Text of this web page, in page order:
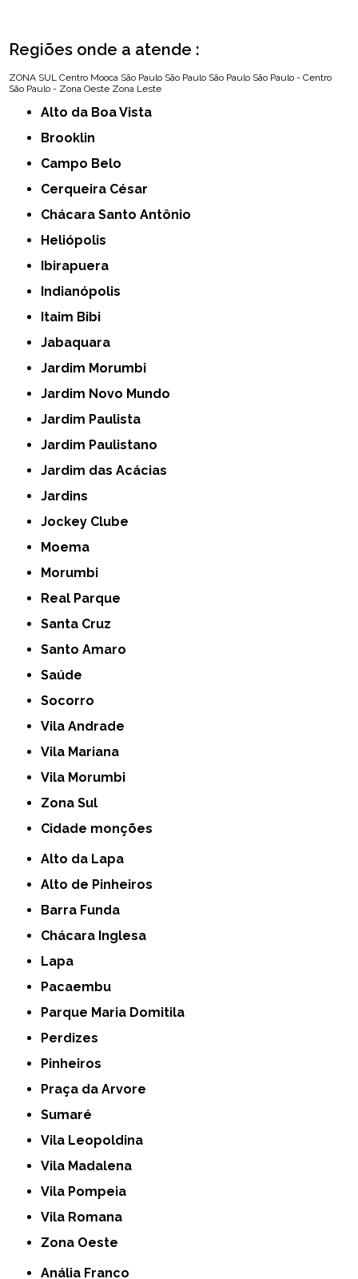
Regiões onde a atende :
ZONA SUL Centro Mooca São Paulo São Paulo São Paulo São Paulo - Centro
São Paulo - Zona Oeste Zona Leste
Alto da Boa Vista
Brooklin
Campo Belo
Cerqueira César
Chácara Santo Antônio
Heliópolis
Ibirapuera
Indianópolis
Itaim Bibi
Jabaquara
Jardim Morumbi
Jardim Novo Mundo
Jardim Paulista
Jardim Paulistano
Jardim das Acácias
Jardins
Jockey Clube
Moema
Morumbi
Real Parque
Santa Cruz
Santo Amaro
Saúde
Socorro
Vila Andrade
Vila Mariana
Vila Morumbi
Zona Sul
cidade monções
Alto da Lapa
Alto de Pinheiros
Barra Funda
Chácara Inglesa
Lapa
Pacaembu
Parque Maria Domitila
Perdizes
Pinheiros
Praça da Arvore
Sumaré
Vila Leopoldina
Vila Madalena
Vila Pompeia
Vila Romana
Zona Oeste
Anália Franco